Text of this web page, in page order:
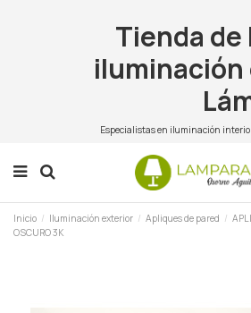
Tienda de
iluminación
Especialistas en iluminación
Inicio Iluminación exterior Apliques de pared
OSCURO 3K